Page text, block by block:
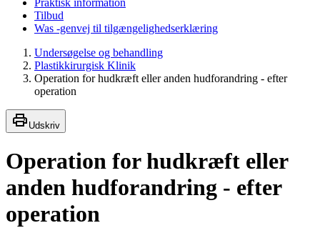
Tilbud
Was -genvej til tilgængelighedserklæring
Undersøgelse og behandling
Plastikkirurgisk Klinik
Operation for hudkræft eller anden hudforandring - efter
operation
Udskriv
Operation for hudkræft eller
anden hudforandring - efter
operation